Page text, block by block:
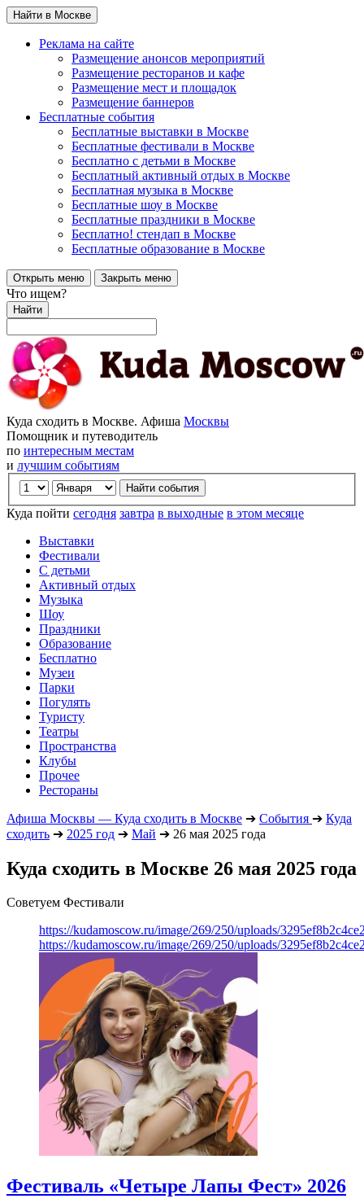
Найти в Москве
Реклама на сайте
Размещение анонсов мероприятий
Размещение ресторанов и кафе
Размещение мест и площадок
Размещение баннеров
Бесплатные события
Бесплатные выставки в Москве
Бесплатные фестивали в Москве
Бесплатно с детьми в Москве
Бесплатный активный отдых в Москве
Бесплатная музыка в Москве
Бесплатные шоу в Москве
Бесплатные праздники в Москве
Бесплатно! стендап в Москве
Бесплатные образование в Москве
Открыть меню Закрыть меню
Что ищем?
Найти
Куда сходить в Москве. Афиша Москвы
Помощник и путеводитель
по интересным местам
и лучшим событиям
Куда пойти сегодня завтра в выходные в этом месяце
Выставки
Фестивали
С детьми
Активный отдых
Музыка
Шоу
Праздники
Образование
Бесплатно
Музеи
Парки
Погулять
Туристу
Театры
Пространства
Клубы
Прочее
Рестораны
Афиша Москвы — Куда сходить в Москве ➔ События ➔ Куда
сходить ➔ 2025 год ➔ Май ➔ 26 мая 2025 года
Куда сходить в Москве 26 мая 2025 года
Советуем Фестивали
https://kudamoscow.ru/image/269/250/uploads/
https://kudamoscow.ru/image/269/250/uploads/
Фестиваль «Четыре Лапы Фест» 2026